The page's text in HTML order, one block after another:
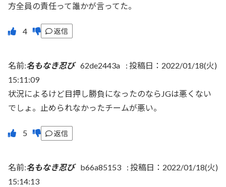
方全員の責任って誰かが言ってた。
返信
名前:名もなき忍び 62de2443a : 投稿日：2022/01/18(火)
15:11:09
状況によるけど目押し勝負になったのならJGは悪くない
でしょ。止められなかったチームが悪い。
返信
名前:名もなき忍び b66a85153 : 投稿日：2022/01/18(火)
15:14:13